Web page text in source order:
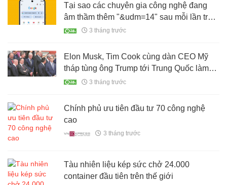
Tại sao các chuyên gia công nghệ đang
âm thầm thêm "&udm=14" sau mỗi lần tra
Google?3 tháng trước
Elon Musk, Tim Cook cùng dàn CEO Mỹ
tháp tùng ông Trump tới Trung Quốc làm
gì?
3 tháng trước
Chính phủ ưu tiên đầu tư 70 công nghệ
cao
3 tháng trước
Tàu nhiên liệu kép sức chở 24.000
container đầu tiên trên thế giới